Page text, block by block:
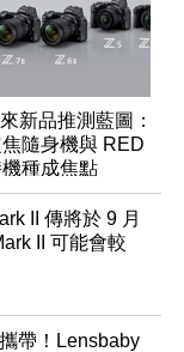
新品推測藍圖：
隨身機與 RED
種成焦點
II 傳將於 9 月
II 可能會較
帶！Lensbaby